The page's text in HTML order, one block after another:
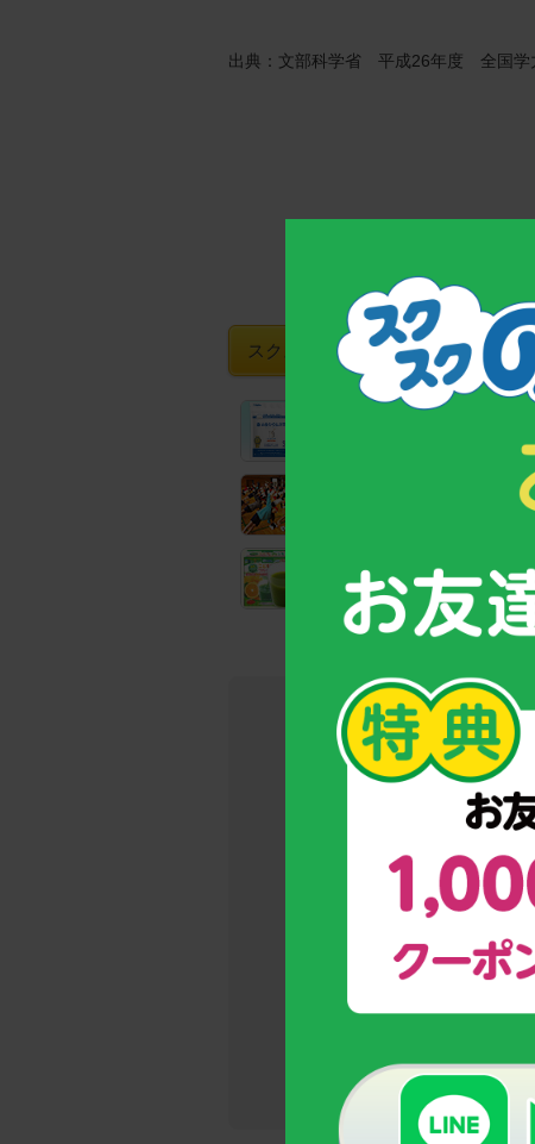
出典：文部科学省 平成26年度 全国学
スクスクのっぽくんおすすめグッ
成長期サポート食品「カルシウ
子どもの姿勢力アップトレーニ
野菜と乳酸菌たっぷり！
野菜不足のお子様のための青汁
→今しかな